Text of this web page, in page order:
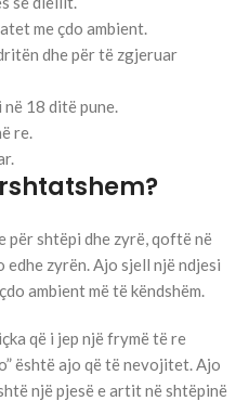
me çdo ambient.
dhe për të zgjeruar
18 ditë pune.
re.
për shtëpi dhe zyrë, qoftë në
zyrën. Ajo sjell një ndjesi
ambient më të këndshëm.
që i jep një frymë të re
është ajo që të nevojitet. Ajo
një pjesë e artit në shtëpinë